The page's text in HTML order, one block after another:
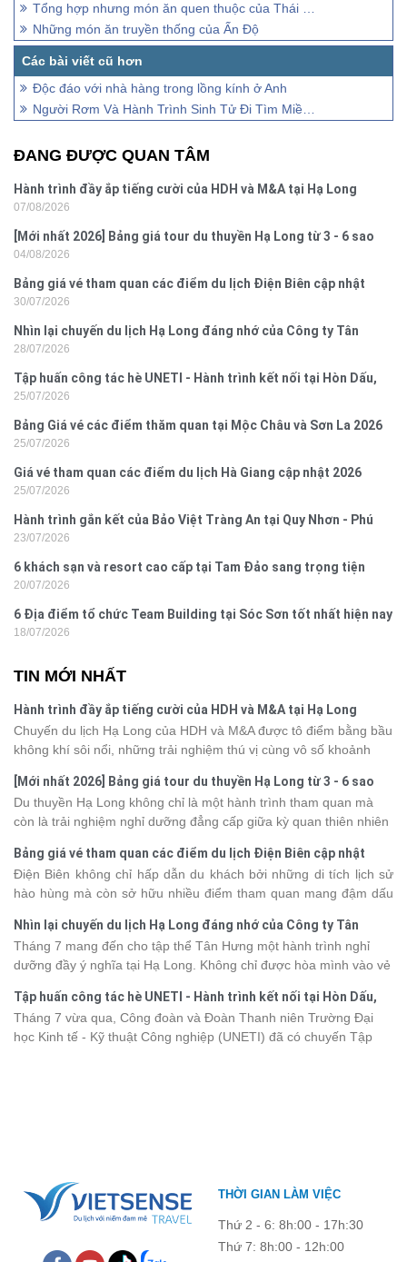
Tổng hợp nhưng món ăn quen thuộc của Thái Lan, và những đồ ăn truyền thống của Thái Lan
Những món ăn truyền thống của Ấn Độ
Độc đáo với nhà hàng trong lồng kính ở Anh
Người Rơm Và Hành Trình Sinh Tử Đi Tìm Miền Đất Hứa (Phần 1)
ĐANG ĐƯỢC QUAN TÂM
Hành trình đầy ắp tiếng cười của HDH và M&A tại Hạ Long
07/08/2026
[Mới nhất 2026] Bảng giá tour du thuyền Hạ Long từ 3 - 6 sao
04/08/2026
Bảng giá vé tham quan các điểm du lịch Điện Biên cập nhật
2026
30/07/2026
Nhìn lại chuyến du lịch Hạ Long đáng nhớ của Công ty Tân
Hưng 2026
28/07/2026
Tập huấn công tác hè UNETI - Hành trình kết nối tại Hòn Dấu,
Đồ Sơn
25/07/2026
Bảng Giá vé các điểm thăm quan tại Mộc Châu và Sơn La 2026
25/07/2026
Giá vé tham quan các điểm du lịch Hà Giang cập nhật 2026
25/07/2026
Hành trình gắn kết của Bảo Việt Tràng An tại Quy Nhơn - Phú
Yên
23/07/2026
6 khách sạn và resort cao cấp tại Tam Đảo sang trọng tiện
nghi
20/07/2026
6 Địa điểm tổ chức Team Building tại Sóc Sơn tốt nhất hiện nay
18/07/2026
TIN MỚI NHẤT
Hành trình đầy ắp tiếng cười của HDH và M&A tại Hạ Long
Chuyến du lịch Hạ Long của HDH và M&A được tô điểm bằng bầu
không khí sôi nổi, những trải nghiệm thú vị cùng vô số khoảnh
phút giây đồng hành bên nhau, tất cả đã tạo nên một chuyến đi
tràn đầy cảm xúc và dấu ấn khó quên.
[Mới nhất 2026] Bảng giá tour du thuyền Hạ Long từ 3 - 6 sao
Du thuyền Hạ Long không chỉ là một hành trình tham quan mà
còn là trải nghiệm nghỉ dưỡng đẳng cấp giữa kỳ quan thiên nhiên
khác nhau, khiến nhiều du khách băn khoăn khi lựa chọn. Bài viết
dưới đây sẽ cập nhật bảng giá tour du thuyền Hạ Long mới nhất
2026 từ 3 - 6 sao, giúp bạn dễ dàng so sánh và tìm được hành
trình phù hợp với nhu cầu cũng như ngân sách.
Bảng giá vé tham quan các điểm du lịch Điện Biên cập nhật
2026
Điện Biên không chỉ hấp dẫn du khách bởi những di tích lịch sử
hào hùng mà còn sở hữu nhiều điểm tham quan mang đậm dấu
phá vùng đất này, việc cập nhật trước giá vé sẽ giúp bạn chủ
động hơn trong lịch trình và chi phí. Cùng Vietsense Travel tham
khảo bảng giá vé tham quan các điểm du lịch Điện Biênmới nhất
năm 2026 ngay dưới đây.
Nhìn lại chuyến du lịch Hạ Long đáng nhớ của Công ty Tân
Hưng 2026
Tháng 7 mang đến cho tập thể Tân Hưng một hành trình nghỉ
dưỡng đầy ý nghĩa tại Hạ Long. Không chỉ được hòa mình vào vẻ
kết, sẻ chia và lưu giữ nhiều khoảnh khắc đáng nhớ. Hãy cùng
nhìn lại chuyến đi ngập tràn niềm vui và những trải nghiệm khó
quên.
Tập huấn công tác hè UNETI - Hành trình kết nối tại Hòn Dấu,
Đồ Sơn
Tháng 7 vừa qua, Công đoàn và Đoàn Thanh niên Trường Đại
học Kinh tế - Kỹ thuật Công nghiệp (UNETI) đã có chuyến Tập
THỜI GIAN LÀM VIỆC
Thứ 2 - 6: 8h:00 - 17h:30
Thứ 7: 8h:00 - 12h:00